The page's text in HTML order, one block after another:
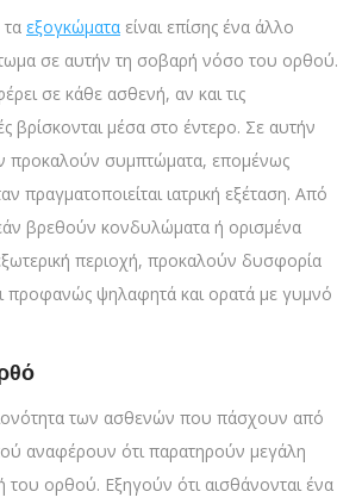
τα εξογκώματα είναι επίσης ένα άλλο
σε αυτήν τη σοβαρή νόσο του ορθού.
σε κάθε ασθενή, αν και τις
βρίσκονται μέσα στο έντερο. Σε αυτήν
προκαλούν συμπτώματα, επομένως
πραγματοποιείται ιατρική εξέταση. Από
βρεθούν κονδυλώματα ή ορισμένα
περιοχή, προκαλούν δυσφορία
προφανώς ψηλαφητά και ορατά με γυμνό
των ασθενών που πάσχουν από
αναφέρουν ότι παρατηρούν μεγάλη
του ορθού. Εξηγούν ότι αισθάνονται ένα